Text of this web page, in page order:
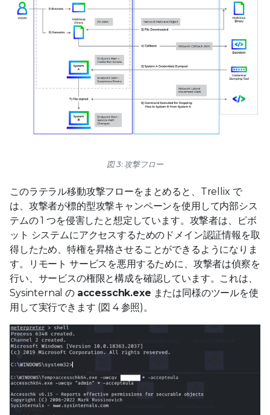
図 3: 攻撃フロー
このラテラル移動攻撃フローをまとめると、Trellix で
は、攻撃者が標的型攻撃キャンペーンを使用して内部シス
テムの 1 つを侵害したと想定しています。攻撃者は、ピボ
ット システムにアクセスするためのドメイン認証情報を取
得したため、特権を昇格させることができるようになりま
す。リモート サービスを悪用するために、攻撃者は偵察を
行い、サービスの権限と構成を確認しています。これは、
Sysinternal の accesschk.exe または同様のツールを使
用して実行できます (図 4 参照)。